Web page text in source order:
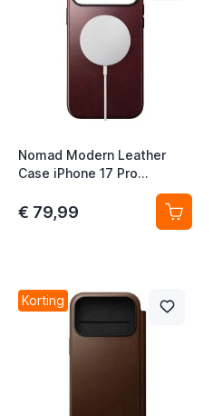
Nomad Modern Leather
Case iPhone 17 Pro
€ 79,99
Korting